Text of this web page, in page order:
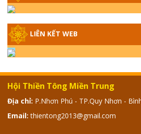
GIẢI ĐÁP THIỀN
NGUỒN GỐC ÂM LỊCH
TẦNG BÌNH LƯU LỚN
KHÔNG? XÁ LỢI
GIẢI ĐÁP THIỀN TÔNG
SỰ THẬT VỀ ĐẠI
THÁNH ĐÂM THẦN VẶN
LIÊN KẾT WEB
Hội Thiền Tông Miền Trung
Địa chỉ: P.Nhơn Phú - TP.Quy Nhơn -
Email: thientong2013@gmail.com